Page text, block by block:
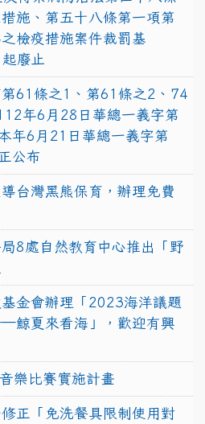
施、第五十八條第一項第
檢疫措施案件裁罰基
廢止
第61條之1、第61條之2、74
年6月28日華總一義字第
年6月21日華總一義字第
公布
台灣黑熊保育，辦理免費
8處自然教育中心推出「野
金會辦理「2023海洋議題
鯨夏來看海」，歡迎有興
樂比賽實施計畫
正「免洗餐具限制使用對